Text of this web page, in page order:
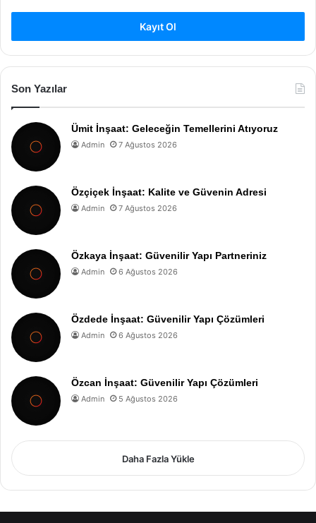
Kayıt Ol
Son Yazılar
Ümit İnşaat: Geleceğin Temellerini Atıyoruz
Admin 7 Ağustos 2026
Özçiçek İnşaat: Kalite ve Güvenin Adresi
Admin 7 Ağustos 2026
Özkaya İnşaat: Güvenilir Yapı Partneriniz
Admin 6 Ağustos 2026
Özdede İnşaat: Güvenilir Yapı Çözümleri
Admin 6 Ağustos 2026
Özcan İnşaat: Güvenilir Yapı Çözümleri
Admin 5 Ağustos 2026
Daha Fazla Yükle